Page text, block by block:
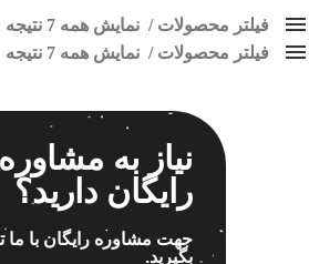
فیلتر محصولات
نمایش همه 7 نتیجه
کلاس‌های حمل و نقل محصول
فقط نمایش محصولات فروش
فیلتر محصولات نمایش همه 7 نتیجه
اسپیکر پاناتک
اسپیکر خودرو ناکامیچی
نیاز به مشاوره
رایگان دارید؟
جهت مشاوره رایگان با ما
بگیرید.